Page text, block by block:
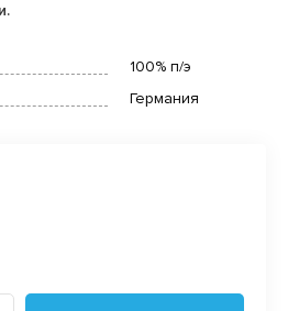
100% п/э
Германия